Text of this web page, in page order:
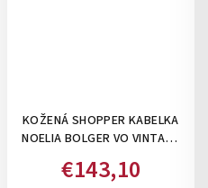
KOŽENÁ SHOPPER KABELKA
NOELIA BOLGER VO VINTAGE
€143,10